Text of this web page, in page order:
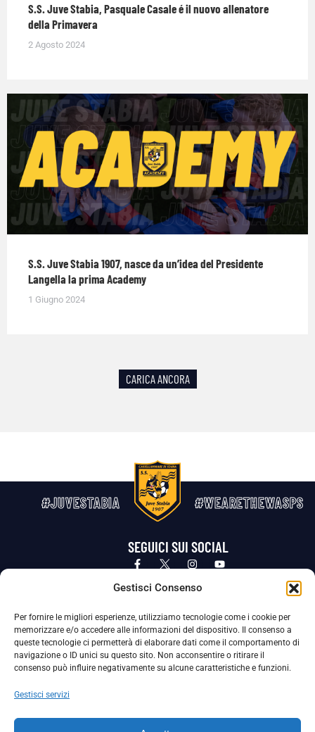
Gestisci Consenso
Per fornire le migliori esperienze, utilizziamo tecnologie come i cookie per
memorizzare e/o accedere alle informazioni del dispositivo. Il consenso a
queste tecnologie ci permetterà di elaborare dati come il comportamento di
navigazione o ID unici su questo sito. Non acconsentire o ritirare il
consenso può influire negativamente su alcune caratteristiche e funzioni.
Gestisci servizi
S.S. Juve Stabia, Pasquale Casale é il nuovo allenatore
della Primavera
2 Agosto 2024
S.S. Juve Stabia 1907, nasce da un’idea del Presidente
Langella la prima Academy
1 Giugno 2024
CARICA ANCORA
#JUVESTABIA #WEARETHEWASPS
SEGUICI SUI SOCIAL
Privacy Policy Cookie Policy
La Società ha nominato il Responsabile della Protezione dei Dati Personali (DPO), figura specializzata che vigila sulle modalità
adottate dalla nostra Società per tutelare i Suoi dati personali.
Per contattare il DPO può scrivere a